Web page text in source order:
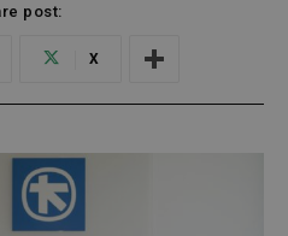
post:
X